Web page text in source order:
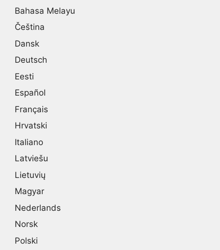
Bahasa Melayu
Čeština
Dansk
Deutsch
Eesti
Español
Français
Hrvatski
Italiano
Latviešu
Lietuvių
Magyar
Nederlands
Norsk
Polski